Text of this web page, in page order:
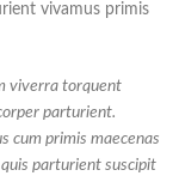
vivamus primis
viverra torquent
parturient.
cum primis maecenas
quis parturient suscipit